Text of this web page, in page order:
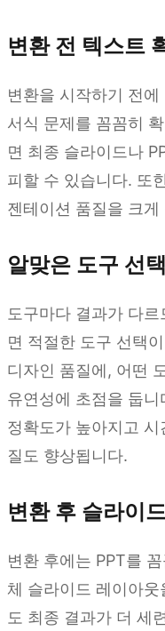
변환 전 텍스트
변환을 시작하기 전
서식 문제를 꼼꼼히
면 최종 슬라이드나
피할 수 있습니다. 또
젠테이션 품질을 크
알맞은 도구 선
도구마다 결과가 다
면 적절한 도구 선택
디자인 품질에, 어떤
유연성에 초점을 둡
정확도가 높아지고
질도 향상됩니다.
변환 후 슬라이
변환 후에는 PPT를
체 슬라이드 레이아
도 최종 결과가 더 세